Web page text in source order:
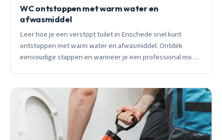
WC ontstoppen met warm water en
afwasmiddel
Leer hoe je een verstopt toilet in Enschede snel kunt
ontstoppen met warm water en afwasmiddel. Ontdek
eenvoudige stappen en wanneer je een professional moet